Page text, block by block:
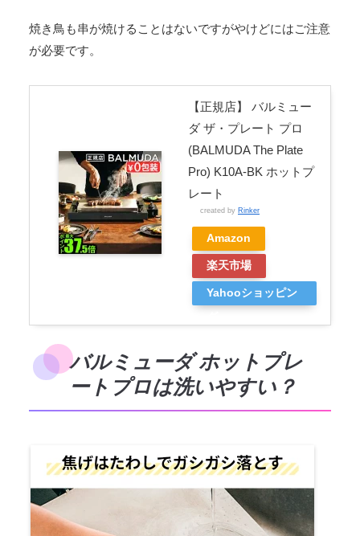
焼き鳥も串が焼けることはないですがやけどにはご注意
が必要です。
【正規店】 バルミュー
ダ ザ・プレート プロ
(BALMUDA The Plate
Pro) K10A-BK ホットプ
レート
created by Rinker
Amazon
楽天市場
Yahooショッピン
バルミューダ ホットプレ
ートプロは洗いやすい？